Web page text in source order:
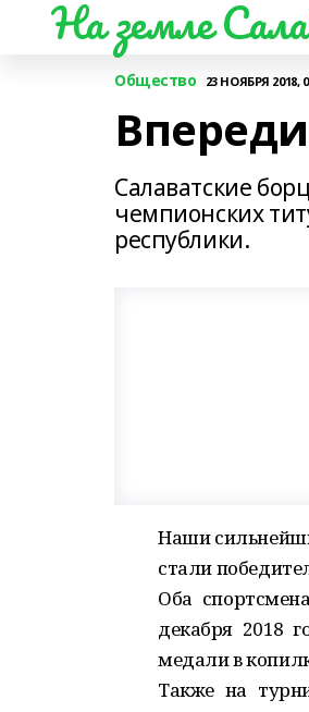
На земле
Общество 23 НОЯБРЯ 2018,
Салаватские
чемпионских
республики.
Наши
стали
Оба
декабря 2018
медали в
Также на